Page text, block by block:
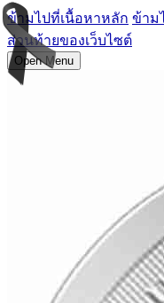
ข้ามไปที่เนื้อหาหลัก ข้าม
ส่วนท้ายของเว็บไซต์
Open Menu